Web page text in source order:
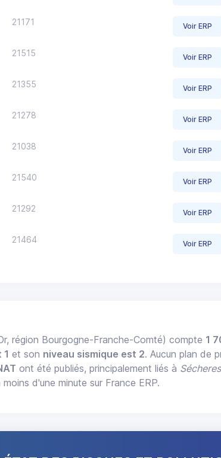
21171 Voir ERP
21515 Voir ERP
21355 Voir ERP
21278 Voir ERP
21038 Voir ERP
21540 Voir ERP
21292 Voir ERP
21464 Voir ERP
région Bourgogne-Franche-Comté) compte 1
1 et son niveau sismique est 2. Aucun plan de
ont été publiés, principalement liés à
d'une minute sur France ERP.